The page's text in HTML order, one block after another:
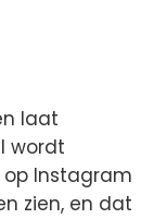
laat
wordt
op Instagram
zien, en dat